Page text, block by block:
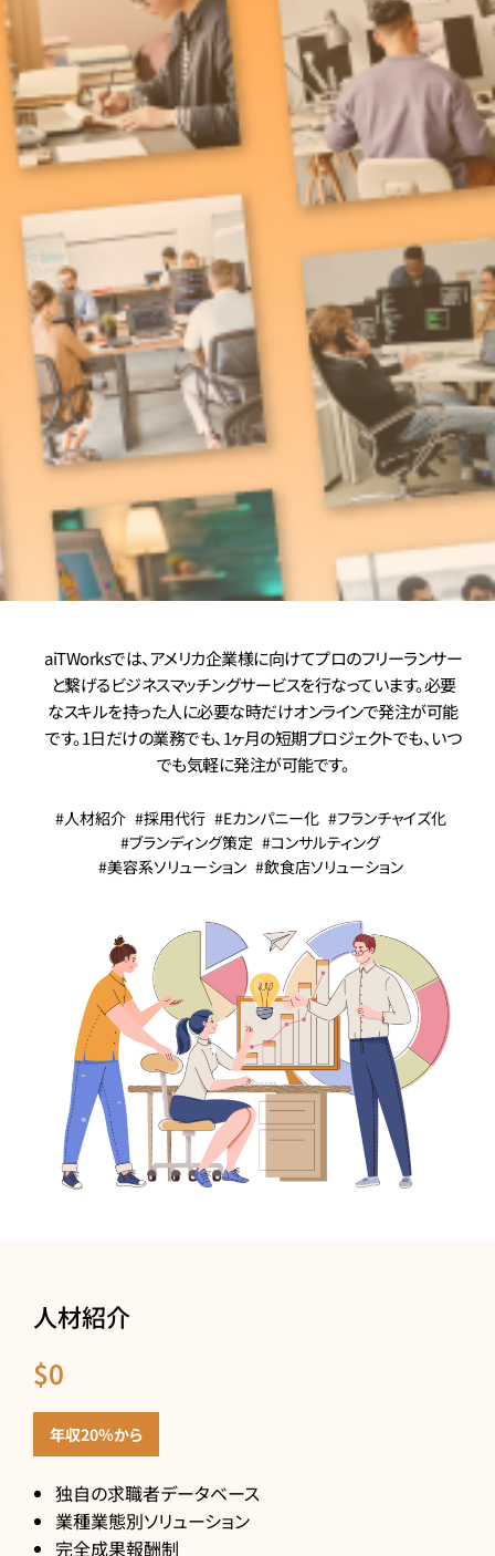
aiTWorksでは、アメリカ企業様に向けてプロのフリーランサー
と繋げるビジネスマッチングサービスを行なっています。必要
なスキルを持った人に必要な時だけオンラインで発注が可能
です。1日だけの業務でも、1ヶ月の短期プロジェクトでも、いつ
でも気軽に発注が可能です。
#人材紹介 #採用代行 #Eカンパニー化 #フランチャイズ化
#ブランディング策定 #コンサルティング
#美容系ソリューション #飲食店ソリューション
人材紹介
$0
年収20％から
独自の求職者データベース
業種業態別ソリューション
完全成果報酬制